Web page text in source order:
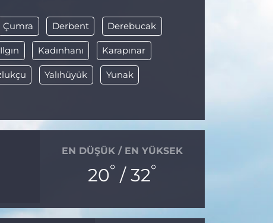
Çumra Derbent Derebucak
Ilgın Kadınhanı Karapınar
Yalıhüyük Yunak
EN DÜŞÜK / EN YÜKSEK
20° / 32°